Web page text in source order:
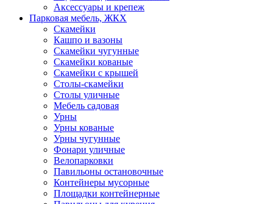
Аксессуары и крепеж
Парковая мебель, ЖКХ
Скамейки
Кашпо и вазоны
Скамейки чугунные
Скамейки кованые
Скамейки с крышей
Столы-скамейки
Столы уличные
Мебель садовая
Урны
Урны кованые
Урны чугунные
Фонари уличные
Велопарковки
Павильоны остановочные
Контейнеры мусорные
Площадки контейнерные